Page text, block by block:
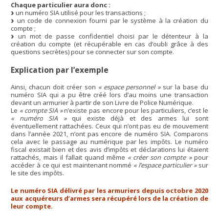
Chaque particulier aura donc :
un numéro SIA utilisé pour les transactions ;
un code de connexion fourni par le système à la création du
compte ;
un mot de passe confidentiel choisi par le détenteur à la
création du compte (et récupérable en cas d’oubli grâce à des
questions secrètes) pour se connecter sur son compte.
Explication par l’exemple
Ainsi, chacun doit créer son « espace personnel »sur la base du
numéro SIA qui a pu être créé lors d’au moins une transaction
devant un armurier à partir de son Livre de Police Numérique.
Le « compte SIA »n’existe pas encore pour les particuliers, c’est le
« numéro SIA »qui existe déjà et des armes lui sont
éventuellement rattachées. Ceux qui n’ont pas eu de mouvement
dans l’année 2021, n’ont pas encore de numéro SIA. Comparons
cela avec le passage au numérique par les impôts. Le numéro
fiscal existait bien et des avis d’impôts et déclarations lui étaient
rattachés, mais il fallait quand même « créer son compte »pour
accéder à ce qui est maintenant nommé « l’espace particulier »sur
le site des impôts.
Le numéro SIA délivré par les armuriers depuis octobre 2020
aux acquéreurs d’armes sera récupéré lors de la création de
leur compte.